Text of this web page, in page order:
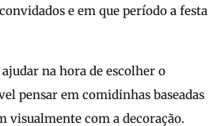
e em que período a festa
na hora de escolher o
pensar em comidinhas baseadas
visualmente com a decoração.